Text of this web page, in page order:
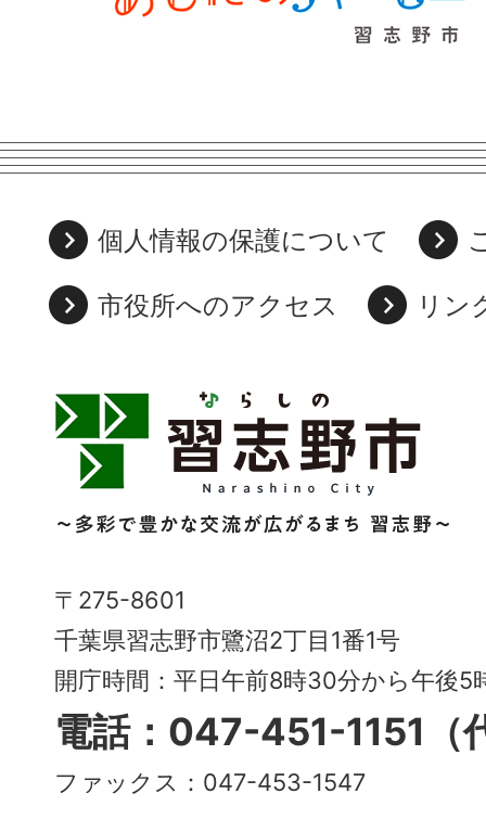
個人情報の保護について
市役所へのアクセス
リン
習
志
野
市
Narashino
City
～
多
彩
で
〒275-8601
千葉県習志野市鷺沼2丁目1番1号
開庁時間：平日午前8時30分から午後5
電話：047-451-1151（
ファックス：047-453-1547